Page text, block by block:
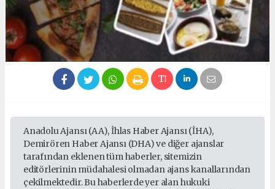
Anadolu Ajansı (AA), İhlas Haber Ajansı (İHA),
Demirören Haber Ajansı (DHA) ve diğer ajanslar
tarafından eklenen tüm haberler, sitemizin
editörlerinin müdahalesi olmadan ajans kanallarından
çekilmektedir. Bu haberlerde yer alan hukuki